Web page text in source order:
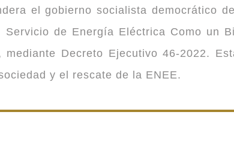
el gobierno socialista democrático
de Energía Eléctrica Como un
mediante Decreto Ejecutivo 46-2022.
y el rescate de la ENEE.